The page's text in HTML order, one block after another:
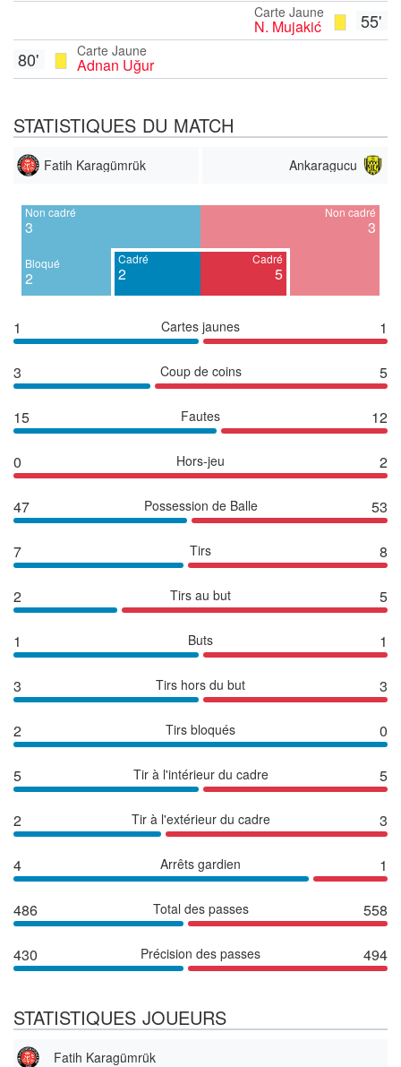
55'
Carte Jaune
N. Mujakić
Carte Jaune
Adnan Uğur
80'
STATISTIQUES DU MATCH
Fatih Karagümrük Ankaragucu
Non cadré
3
Bloqué
2
Cadré
2
Cadré
5
Non cadré
3
1 Cartes jaunes 1
3 Coup de coins 5
15 Fautes 12
0 Hors-jeu 2
47 Possession de Balle 53
7 Tirs 8
2 Tirs au but 5
1 Buts 1
3 Tirs hors du but 3
2 Tirs bloqués 0
5 Tir à l'intérieur du cadre 5
2 Tir à l'extérieur du cadre 3
4 Arrêts gardien 1
486 Total des passes 558
430 Précision des passes 494
STATISTIQUES JOUEURS
Fatih Karagümrük